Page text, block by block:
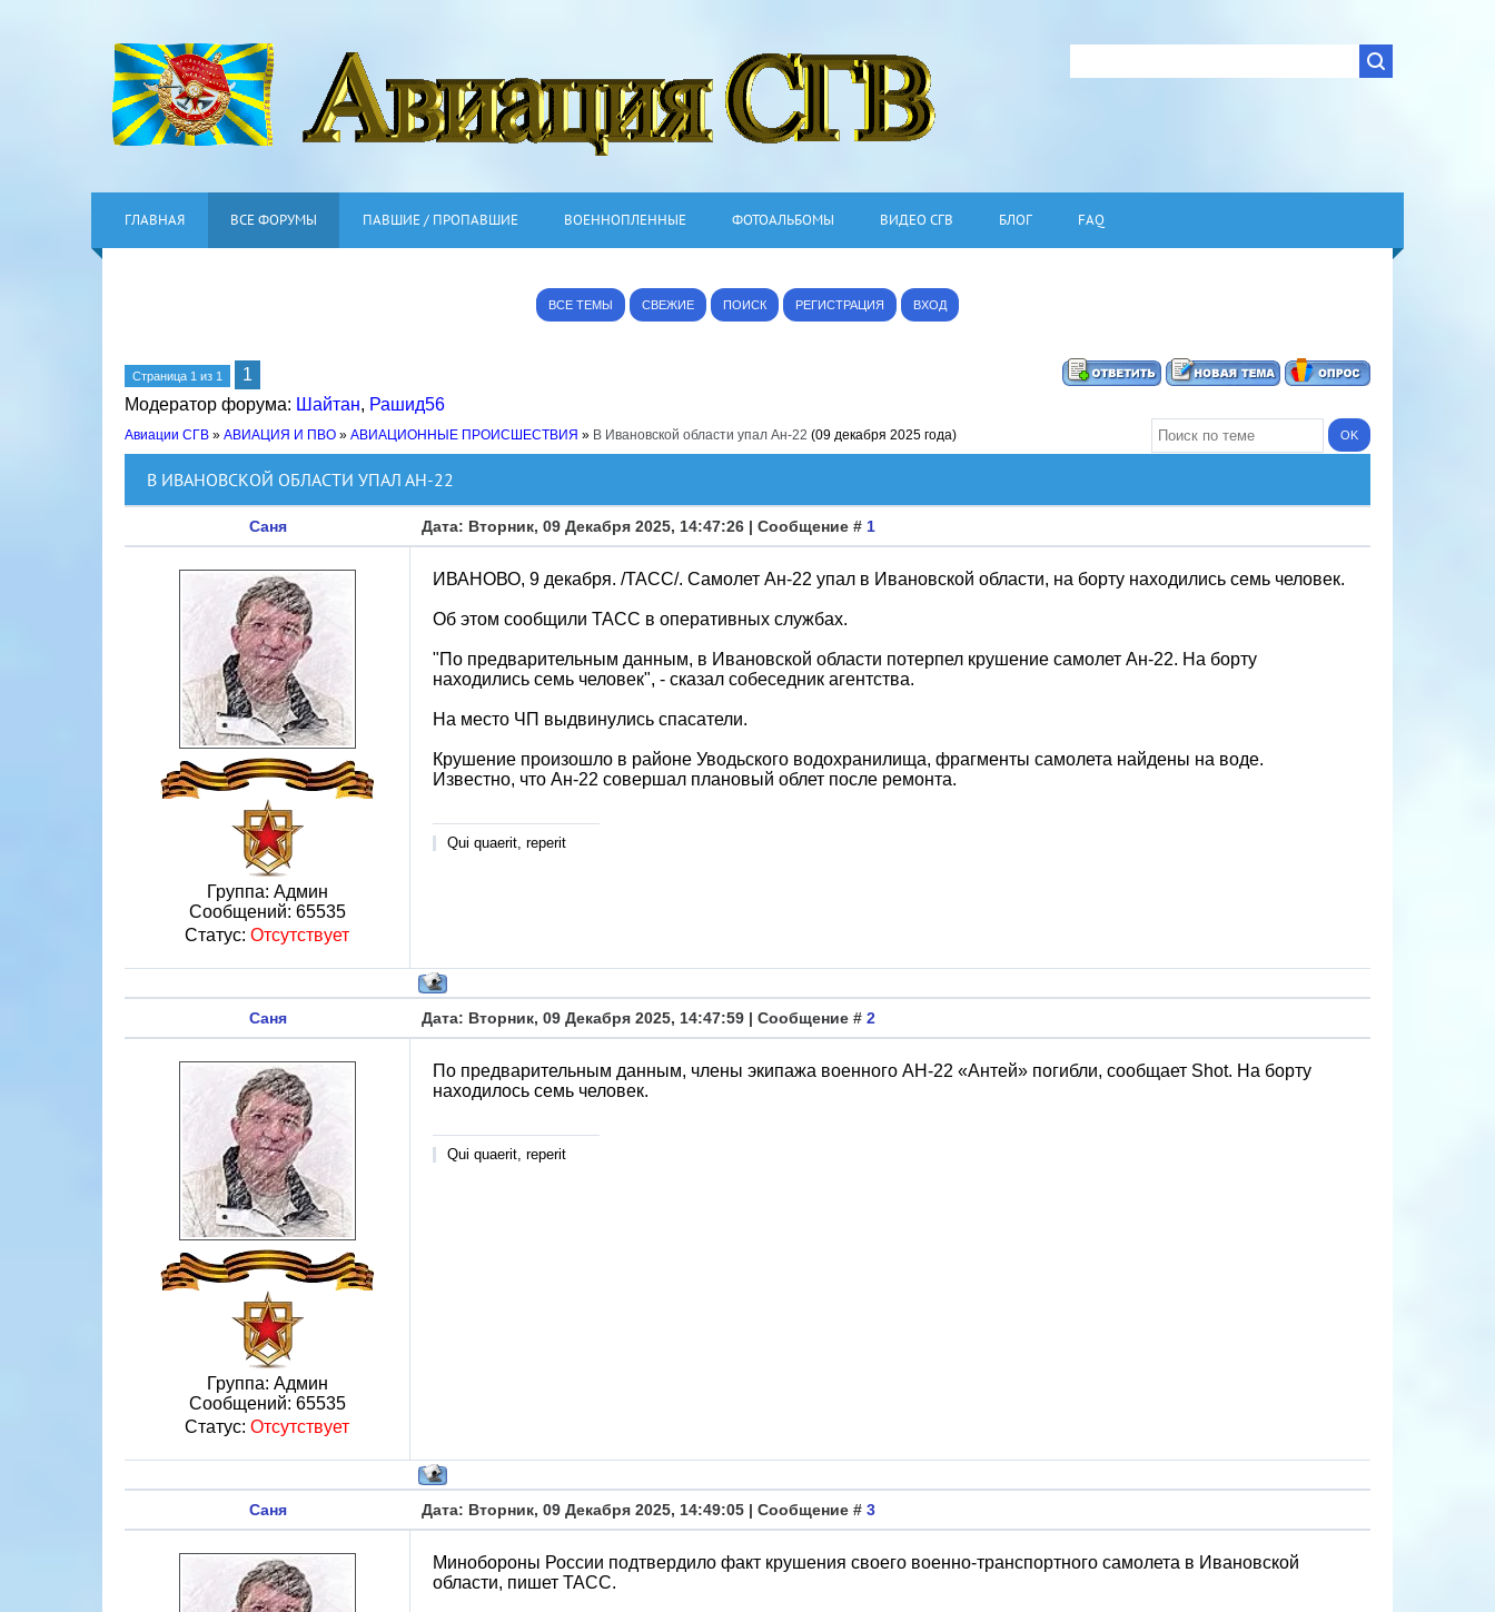
ГЛАВНАЯ ВСЕ ФОРУМЫ ПАВШИЕ / ПРОПАВШИЕ ВОЕННОПЛЕННЫЕ ФОТОАЛЬБОМЫ ВИДЕО СГВ БЛОГ FAQ
ВСЕ ТЕМЫ СВЕЖИЕ ПОИСК РЕГИСТРАЦИЯ ВХОД
Страница 1 из 1
1
Модератор форума: Шайтан, Рашид56
Авиации СГВ » АВИАЦИЯ И ПВО » АВИАЦИОННЫЕ ПРОИСШЕСТВИЯ » В Ивановской области упал Ан-22 (09 декабря 2025 года)
В ИВАНОВСКОЙ ОБЛАСТИ УПАЛ АН-22
Саня Дата: Вторник, 09 Декабря 2025, 14:47:26 | Сообщение # 1
Группа: Админ
Сообщений: 65535
Статус: Отсутствует
ИВАНОВО, 9 декабря. /ТАСС/. Самолет Ан-22 упал в Ивановской области, на борту находились семь человек.
Об этом сообщили ТАСС в оперативных службах.
"По предварительным данным, в Ивановской области потерпел крушение самолет Ан-22. На борту
находились семь человек", - сказал собеседник агентства.
На место ЧП выдвинулись спасатели.
Крушение произошло в районе Уводьского водохранилища, фрагменты самолета найдены на воде.
Известно, что Ан-22 совершал плановый облет после ремонта.
Qui quaerit, reperit
Саня Дата: Вторник, 09 Декабря 2025, 14:47:59 | Сообщение # 2
Группа: Админ
Сообщений: 65535
Статус: Отсутствует
По предварительным данным, члены экипажа военного АН-22 «Антей» погибли, сообщает Shot. На борту
находилось семь человек.
Qui quaerit, reperit
Саня Дата: Вторник, 09 Декабря 2025, 14:49:05 | Сообщение # 3
Минобороны России подтвердило факт крушения своего военно-транспортного самолета в Ивановской
области, пишет ТАСС.